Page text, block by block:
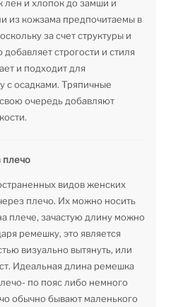
лен и хлопок до замши и
из кожзама предпочитаемы в
за счет структуры и
строгости и стиля
и подходит для
с осадками. Тряпичные
очередь добавляют
плечо
видов женских
плечо. Их можно носить
плече, зачастую длину можно
ремешку, это является
визуально вытянуть, или
Идеальная длина ремешка
по пояс либо немного
обычно бывают маленького